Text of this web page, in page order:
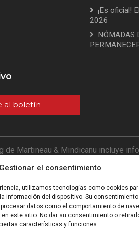
Gestionar el consentimiento
utilizamos tecnologías como cookies
información del dispositivo. Su
datos como el comportamiento de
este sitio. No dar su consentimiento o
características y funciones.
al boletín
¡Es oficial!
2026
NÓMADAS
de Martineau & Mindicanu incluye
representación tampoco se da
única fuente de información con
Board, Immigration Board y el
notas, comentarios o de cualquier